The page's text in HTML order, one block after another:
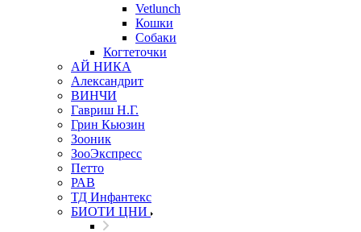
Vetlunch
Кошки
Собаки
Когтеточки
АЙ НИКА
Александрит
ВИНЧИ
Гавриш Н.Г.
Грин Кьюзин
Зооник
ЗооЭкспресс
Петто
РАВ
ТД Инфантекс
БИОТИ ЦНИ